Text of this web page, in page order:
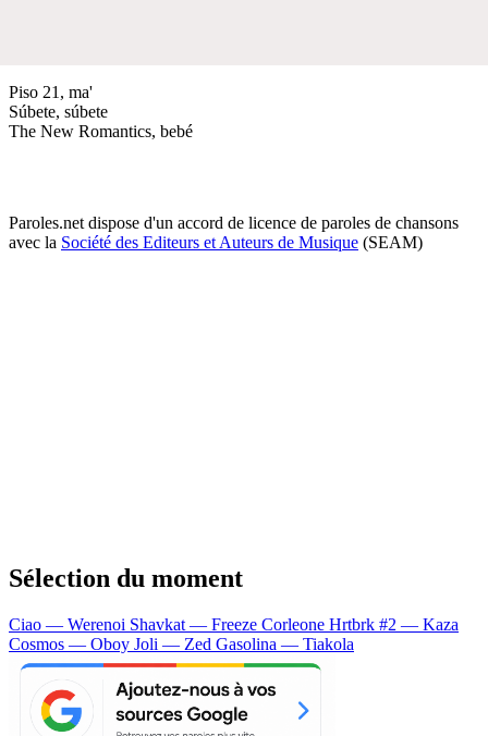
Piso 21, ma'
Súbete, súbete
The New Romantics, bebé
Paroles.net dispose d'un accord de licence de paroles de chansons
avec la Société des Editeurs et Auteurs de Musique (SEAM)
Sélection du moment
Ciao — Werenoi Shavkat — Freeze Corleone Hrtbrk #2 — Kaza
Cosmos — Oboy Joli — Zed Gasolina — Tiakola